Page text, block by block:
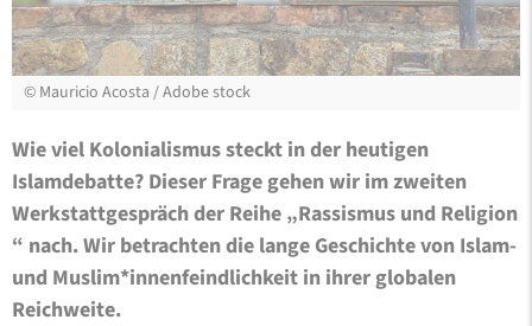
© Mauricio Acosta / Adobe stock
Wie viel Kolonialismus steckt in der heutigen
Islamdebatte? Dieser Frage gehen wir im zweiten
Werkstattgespräch der Reihe „Rassismus und Religion
“ nach. Wir betrachten die lange Geschichte von Islam-
und Muslim*innenfeindlichkeit in ihrer globalen
Reichweite.